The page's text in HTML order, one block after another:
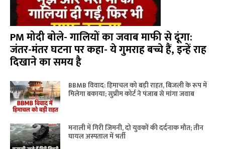
PM मोदी बोले- गालियों का जवाब माफी से दूंगा:
जंतर-मंतर घटना पर कहा- ये गुमराह बच्चे हैं, इन्हें राह
दिखाने का समय है
BBMB विवाद: हिमाचल को बड़ी राहत, बिजली के रूप में
मिलेगा बकाया; सुप्रीम कोर्ट ने पंजाब से मांगा जवाब
मनाली में गिरी जिमनी, दो युवकों की दर्दनाक मौत; तीन
घायल अस्पताल में भर्ती